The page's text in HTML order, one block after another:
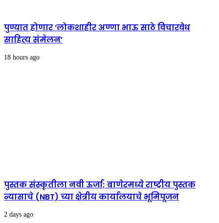
पुण्यात होणार ‘लोकशाहीर अण्णा भाऊ साठे विचारवेध
साहित्य संमेलन’
18 hours ago
पुस्तक संस्कृतीला नवी ऊर्जा; बाणेरमध्ये राष्ट्रीय पुस्तक
न्यासाचे (NBT) च्या क्षेत्रीय कार्यालयाचे भूमिपूजन
2 days ago